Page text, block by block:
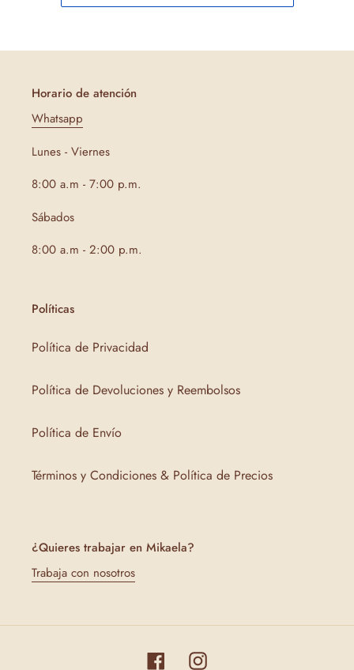
Horario de atención
Whatsapp
Lunes - Viernes
8:00 a.m - 7:00 p.m.
Sábados
8:00 a.m - 2:00 p.m.
Políticas
Política de Privacidad
Política de Devoluciones y Reembolsos
Política de Envío
Términos y Condiciones & Política de Precios
¿Quieres trabajar en Mikaela?
Trabaja con nosotros
FacebookInstagram